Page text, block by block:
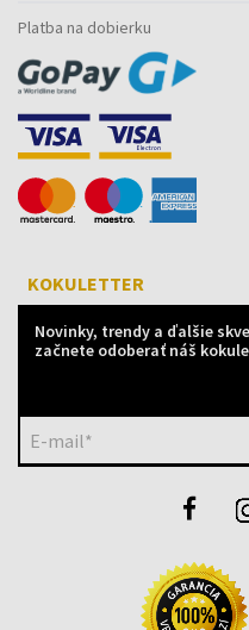
Platba na dobierku
KOKULETTER
Novinky, trendy a ďalšie
začnete odoberať náš
E-mail*